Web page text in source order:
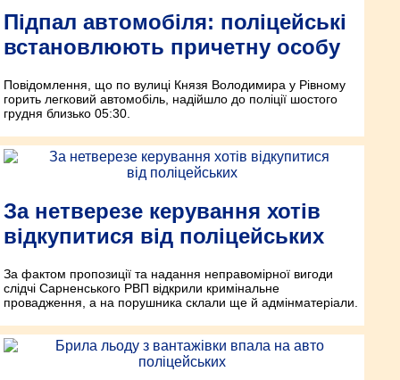
Підпал автомобіля: поліцейські
встановлюють причетну особу
Повідомлення, що по вулиці Князя Володимира у Рівному
горить легковий автомобіль, надійшло до поліції шостого
грудня близько 05:30.
За нетверезе керування хотів
відкупитися від поліцейських
За фактом пропозиції та надання неправомірної вигоди
слідчі Сарненського РВП відкрили кримінальне
провадження, а на порушника склали ще й адмінматеріали.